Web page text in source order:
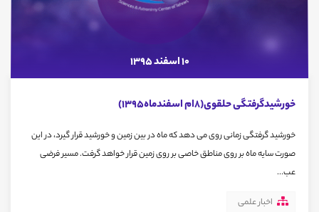
10 اسفند 1395
خورشیدگرفتگی حلقوی(8ام اسفندماه1395)
خورشید گرفتگی زمانی روی می دهد که ماه در بین زمین و خورشید قرار گیرد، در این
صورت سایه ماه بر روی مناطق خاصی بر روی زمین قرار خواهد گرفت. مسیر فرضی
عب...
اخبار علمی